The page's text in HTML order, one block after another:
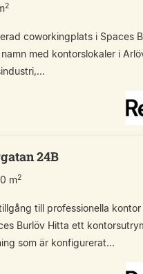
2
coworkingplats i Spaces
med kontorslokaler i
24B
m2
till professionella kontor
Burlöv Hitta ett
som är konfigurerat...